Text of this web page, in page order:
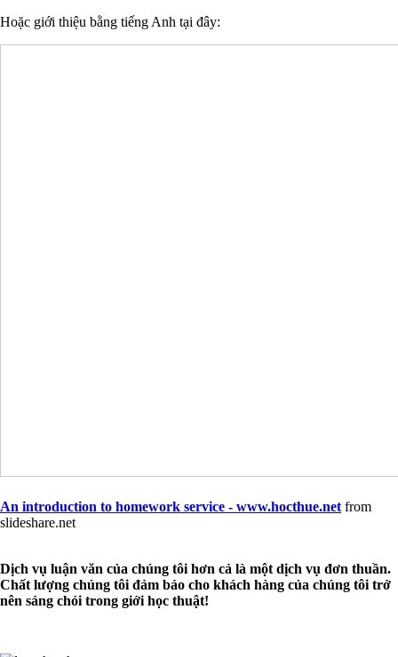
Hoặc giới thiệu bằng tiếng Anh tại đây:
An introduction to homework service - www.hocthue.net from
slideshare.net
Dịch vụ luận văn của chúng tôi hơn cả là một dịch vụ đơn thuần.
Chất lượng chúng tôi đảm bảo cho khách hàng của chúng tôi trở
nên sáng chói trong giới học thuật!